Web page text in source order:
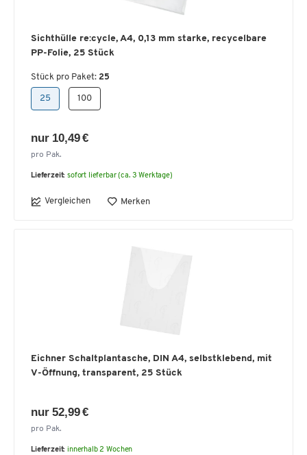
Sichthülle re:cycle, A4, 0,13 mm starke, recycelbare
PP-Folie, 25 Stück
Stück pro Paket: 25
25 100
nur 10,49 €
pro Pak.
Lieferzeit: sofort lieferbar (ca. 3 Werktage)
Vergleichen Merken
Eichner Schaltplantasche, DIN A4, selbstklebend, mit
V-Öffnung, transparent, 25 Stück
nur 52,99 €
pro Pak.
Lieferzeit: innerhalb 2 Wochen